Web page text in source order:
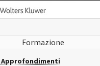
Formazione
Approfondimenti